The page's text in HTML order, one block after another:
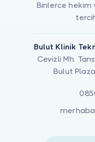
Binlerce hekim
Bulut Klinik
Cevizli Mh.
Bulut